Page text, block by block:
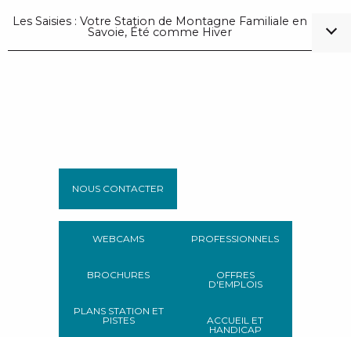
Les Saisies : Votre Station de Montagne Familiale en
Savoie, Été comme Hiver
NOUS CONTACTER
WEBCAMS
BROCHURES
PLANS STATION ET
PISTES
PROFESSIONNELS
OFFRES
D'EMPLOIS
ACCUEIL ET
HANDICAP